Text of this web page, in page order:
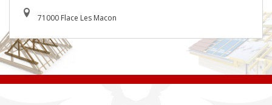
71000 Flace Les Macon